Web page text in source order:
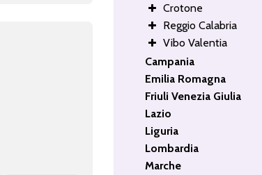
Crotone
Reggio Calabria
Vibo Valentia
Campania
Emilia Romagna
Friuli Venezia Giulia
Lazio
Liguria
Lombardia
Marche